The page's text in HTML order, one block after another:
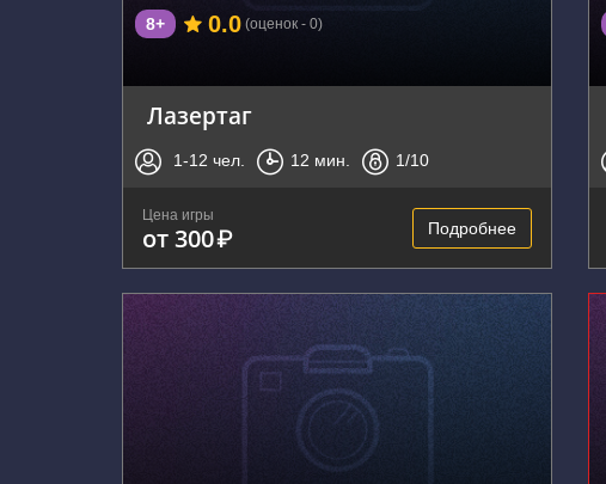
8+ 0.0 (оценок - 0)
Лазертаг
1-12 чел. 12 мин. 1/10
Цена игры
от 300₽ Подробнее
г. Зеленоград, Панфиловский проспект, 6А